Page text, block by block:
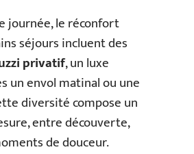
journée, le réconfort
séjours incluent des
privatif, un luxe
un envol matinal ou une
diversité compose un
entre découverte,
de douceur.